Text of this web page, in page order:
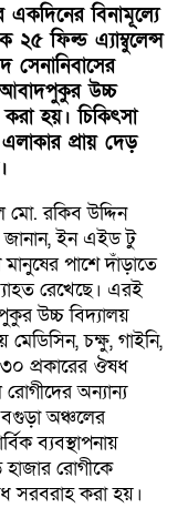
একদিনের বিনামূল্যে
২৫ ফিল্ড এ্যাম্বুলেন্স
সেনানিবাসের
উচ্চ
করা হয়। চিকিৎসা
প্রায় দেড়
মো. রকিব উদ্দিন
ইন এইড টু
পাশে দাঁড়াতে
রেখেছে। এরই
উচ্চ বিদ্যালয়
মেডিসিন, চক্ষু, গাইনি,
৩০ প্রকারের ঔষধ
অন্যান্য
বগুড়া অঞ্চলের
ব্যবস্থাপনায়
রোগীকে
সরবরাহ করা হয়।